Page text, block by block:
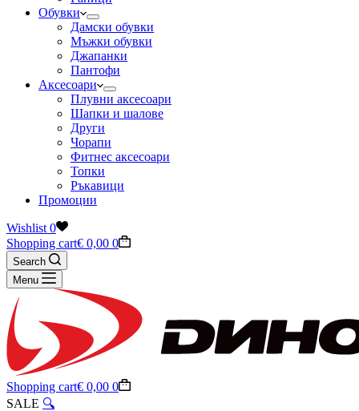
Обувки
Дамски обувки
Мъжки обувки
Джапанки
Пантофи
Аксесоари
Плувни аксесоари
Шапки и шалове
Други
Чорапи
Фитнес аксесоари
Топки
Ръкавици
Промоции
Wishlist 0
Shopping cart€ 0,00 0
Search
Menu
Shopping cart€ 0,00 0
SALE 🔍